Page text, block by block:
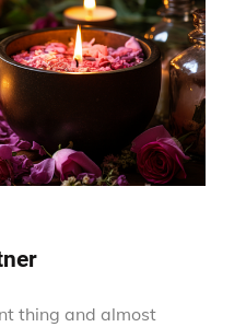
thing and almost